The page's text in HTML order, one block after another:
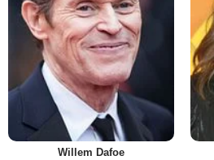
Willem Dafoe